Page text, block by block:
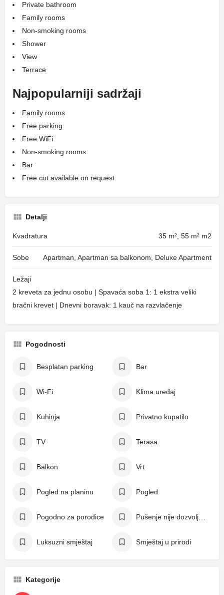
Private bathroom
Family rooms
Non-smoking rooms
Shower
View
Terrace
Najpopularniji sadržaji
Family rooms
Free parking
Free WiFi
Non-smoking rooms
Bar
Free cot available on request
Detalji
Kvadratura 35 m², 55 m² m2
Sobe Apartman, Apartman sa balkonom, Deluxe Apartment
Ležaji
2 kreveta za jednu osobu | Spavaća soba 1: 1 ekstra veliki
bračni krevet | Dnevni boravak: 1 kauč na razvlačenje
Pogodnosti
Besplatan parking Bar
Wi-Fi Klima uređaj
Kuhinja Privatno kupatilo
TV Terasa
Balkon Vrt
Pogled na planinu Pogled
Pogodno za porodice
Luksuzni smještaj Smještaj u prirodi
Kategorije